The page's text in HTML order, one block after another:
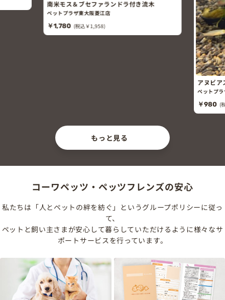
南米モス＆ブセファランドラ付き流木
ペットプラザ東大阪菱江店
￥1,780 (税込￥1,958)
アヌビア
ペットプ
￥980 (
もっと見る
コーワペッツ・ペッツフレンズの安心
私たちは「人とペットの絆を紡ぐ」というグループポリシーに従っ
て、
ペットと飼い主さまが安心して暮らしていただけるように様々なサ
ポートサービスを行っています。